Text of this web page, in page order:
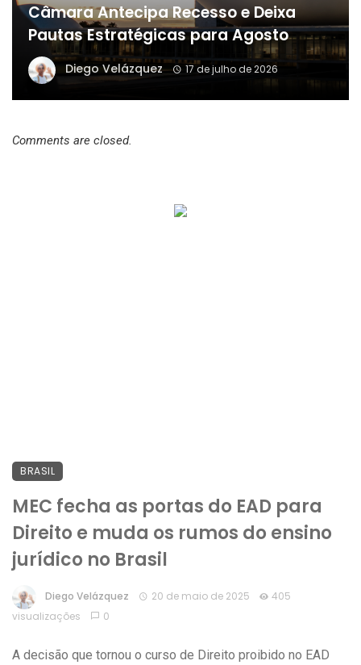
Câmara Antecipa Recesso e Deixa
Pautas Estratégicas para Agosto
Diego Velázquez 17 de julho de 2026
Comments are closed.
BRASIL
MEC fecha as portas do EAD para
Direito e muda os rumos do ensino
jurídico no Brasil
Diego Velázquez 20 de maio de 2025
405
visualizações
0
A decisão que tornou o curso de Direito proibido no EAD